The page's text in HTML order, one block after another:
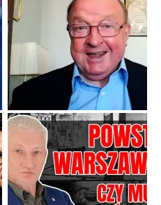
emeryta
jak odrobina tyranii,
być trochę w ciąży....